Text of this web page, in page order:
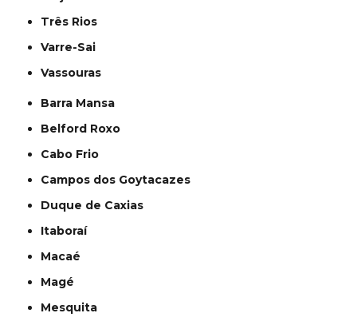
Três Rios
Varre-Sai
Vassouras
Barra Mansa
Belford Roxo
Cabo Frio
Campos dos Goytacazes
Duque de Caxias
Itaboraí
Macaé
Magé
Mesquita